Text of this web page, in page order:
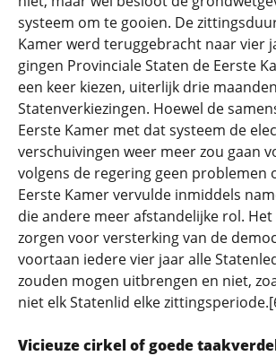
systeem om te gooien. De
Kamer werd teruggebracht naar vier
gingen Provinciale Staten de Eerste
een keer kiezen, uiterlijk drie
Statenverkiezingen. Hoewel de
Eerste Kamer met dat systeem de
verschuivingen weer meer zou gaan
volgens de regering geen problemen
Eerste Kamer vervulde inmiddels
die andere meer afstandelijke rol.
zorgen voor versterking van de
voortaan iedere vier jaar alle
zouden mogen uitbrengen en niet,
niet elk Statenlid elke
Vicieuze cirkel of goede